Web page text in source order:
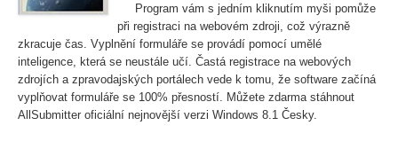
Program vám s jedním kliknutím myši pomůže
při registraci na webovém zdroji, což výrazně
zkracuje čas. Vyplnění formuláře se provádí pomocí umělé
inteligence, která se neustále učí. Častá registrace na webových
zdrojích a zpravodajských portálech vede k tomu, že software začíná
vyplňovat formuláře se 100% přesností. Můžete zdarma stáhnout
AllSubmitter oficiální nejnovější verzi Windows 8.1 Česky.